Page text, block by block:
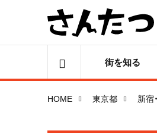
街を知る
HOME 東京都 新宿